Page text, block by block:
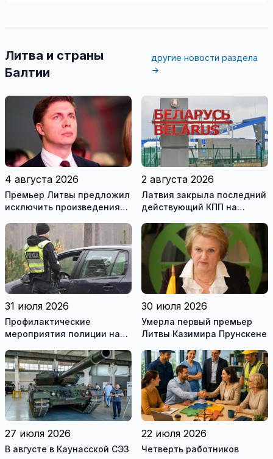
Литва и страны
Балтии
другие новости раздела
→
4 августа 2026
Премьер Литвы предложил
исключить произведения
рекомендуемой
литературы
2 августа 2026
Латвия закрыла последний
действующий КПП на
31 июля 2026
Профилактические
мероприятия полиции на
30 июля 2026
Умерла первый премьер
Литвы Казимира Прунскене
27 июля 2026
В августе в Каунасской СЭЗ
22 июля 2026
Четверть работников